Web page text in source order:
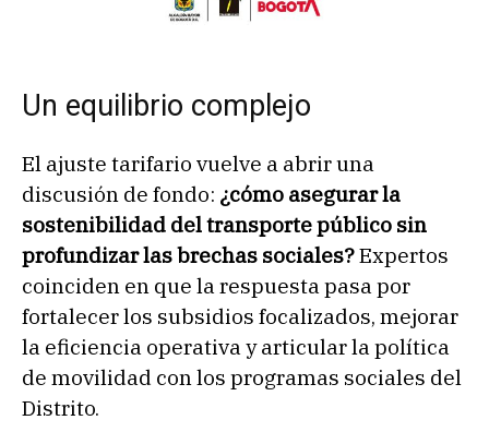
Un equilibrio complejo
El ajuste tarifario vuelve a abrir una
discusión de fondo: ¿cómo asegurar la
sostenibilidad del transporte público sin
profundizar las brechas sociales?Expertos
coinciden en que la respuesta pasa por
fortalecer los subsidios focalizados, mejorar
la eficiencia operativa y articular la política
de movilidad con los programas sociales del
Distrito.